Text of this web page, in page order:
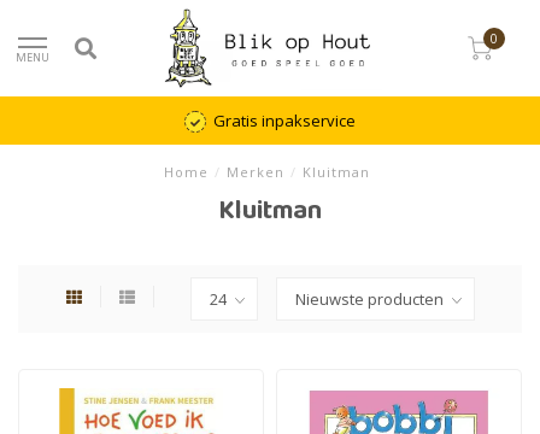
MENU
0
Gratis inpakservice
Home / Merken / Kluitman
Kluitman